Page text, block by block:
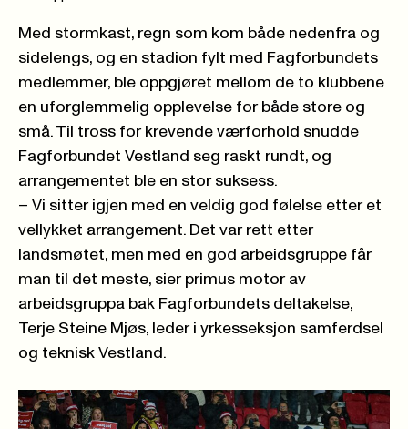
Med stormkast, regn som kom både nedenfra og
sidelengs, og en stadion fylt med Fagforbundets
medlemmer, ble oppgjøret mellom de to klubbene
en uforglemmelig opplevelse for både store og
små. Til tross for krevende værforhold snudde
Fagforbundet Vestland seg raskt rundt, og
arrangementet ble en stor suksess.
– Vi sitter igjen med en veldig god følelse etter et
vellykket arrangement. Det var rett etter
landsmøtet, men med en god arbeidsgruppe får
man til det meste, sier primus motor av
arbeidsgruppa bak Fagforbundets deltakelse,
Terje Steine Mjøs, leder i yrkesseksjon samferdsel
og teknisk Vestland.